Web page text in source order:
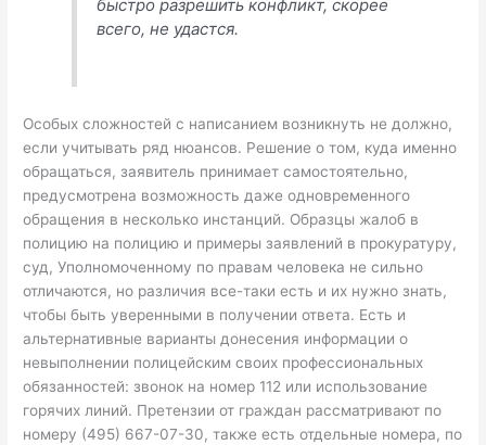
быстро разрешить конфликт, скорее
всего, не удастся.
Особых сложностей с написанием возникнуть не должно,
если учитывать ряд нюансов. Решение о том, куда именно
обращаться, заявитель принимает самостоятельно,
предусмотрена возможность даже одновременного
обращения в несколько инстанций. Образцы жалоб в
полицию на полицию и примеры заявлений в прокуратуру,
суд, Уполномоченному по правам человека не сильно
отличаются, но различия все-таки есть и их нужно знать,
чтобы быть уверенными в получении ответа. Есть и
альтернативные варианты донесения информации о
невыполнении полицейским своих профессиональных
обязанностей: звонок на номер 112 или использование
горячих линий. Претензии от граждан рассматривают по
номеру (495) 667-07-30, также есть отдельные номера, по